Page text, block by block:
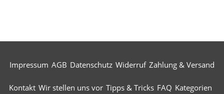
Impressum AGB Datenschutz Widerruf Zahlung & Versand
Kontakt Wir stellen uns vor Tipps & Tricks FAQ Kategorien